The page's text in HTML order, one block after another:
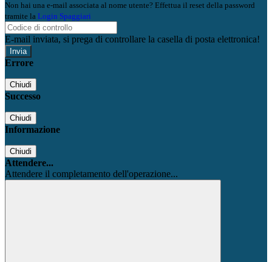
Non hai una e-mail associata al nome utente? Effettua il reset della password
tramite la Login Spaggiari
E-mail inviata, si prega di controllare la casella di posta elettronica!
Errore
Chiudi
Successo
Chiudi
Informazione
Chiudi
Attendere...
Attendere il completamento dell'operazione...